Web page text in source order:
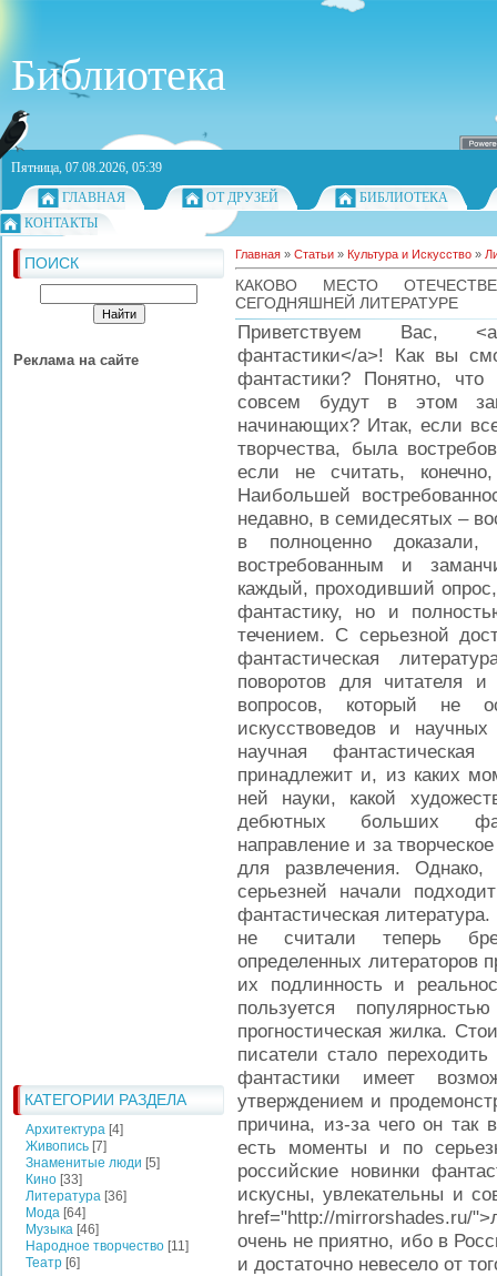
Библиотека
Пятница, 07.08.2026, 05:39
ГЛАВНАЯ
ОТ ДРУЗЕЙ
БИБЛИОТЕКА
КОНТАКТЫ
ПОИСК
Реклама на сайте
КАТЕГОРИИ РАЗДЕЛА
Архитектура [4]
Живопись [7]
Знаменитые люди [5]
Кино [33]
Литература [36]
Мода [64]
Музыка [46]
Народное творчество [11]
Театр [6]
Главная » Статьи » Культура и Искусство »
КАКОВО МЕСТО
СЕГОДНЯШНЕЙ ЛИТЕРАТУРЕ
Приветствуем Вас, <a
фантастики</a>! Как вы
фантастики? Понятно,
совсем будут в этом
начинающих? Итак, если
творчества, была
если не считать,
Наибольшей
недавно, в семидесятых –
в полноценно доказали,
востребованным и
каждый, проходивший
фантастику, но и
течением. С серьезной
фантастическая
поворотов для
вопросов, который не
искусствоведов и
научная
принадлежит и, из каких
ней науки, какой
дебютных больших
направление и за
для развлечения.
серьезней начали
фантастическая
не считали теперь
определенных литераторов
их подлинность и
пользуется
прогностическая жилка.
писатели стало
фантастики имеет
утверждением и
причина, из-за чего он так
есть моменты и по
российские новинки
искусны, увлекательны и
href="http://mirrorshades.ru/
очень не приятно, ибо в
и достаточно невесело от